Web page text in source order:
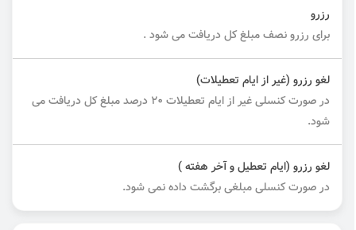
رزرو
برای رزرو نصف مبلغ کل دریافت می شود .
لغو رزرو (غیر از ایام تعطیلات)
در صورت کنسلی غیر از ایام تعطیلات ۲۰ درصد مبلغ کل دریافت می
شود.
لغو رزرو (ایام تعطیل و آخر هفته )
در صورت کنسلی مبلغی برگشت داده نمی شود.